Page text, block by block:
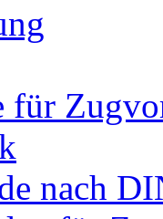
für
nach